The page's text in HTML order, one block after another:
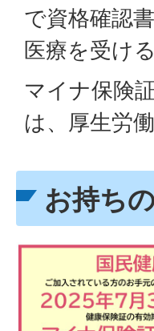
で資格確認
医療を受け
マイナ保険
は、厚生労
お持ち